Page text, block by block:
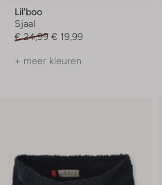
Lil'boo
Sjaal
€ 24,99 € 19,99
+ meer kleuren